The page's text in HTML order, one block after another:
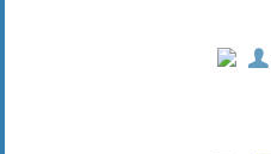
.